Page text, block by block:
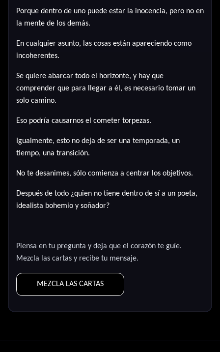
Porque dentro de uno puede estar la inocencia, pero no en
la mente de los demás.
En cualquier asunto, las cosas están apareciendo como
incoherentes.
Se quiere abarcar todo el horizonte, y hay que
comprender que para llegar a él, es necesario tomar un
solo camino.
Eso podría causarnos el cometer torpezas.
Igualmente, esto no deja de ser una temporada, un
tiempo, una transición.
No te desanimes, sólo comienza a centrar los objetivos.
Después de todo ¿quien no tiene dentro de sí a un poeta,
idealista bohemio y soñador?
Piensa en tu pregunta y deja que el corazón te guíe.
Mezcla las cartas y recibe tu mensaje.
MEZCLA LAS CARTAS